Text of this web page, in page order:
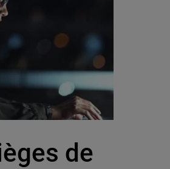
de